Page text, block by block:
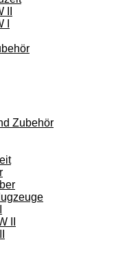
Zubehör
II